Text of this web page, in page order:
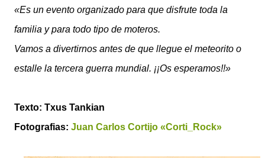
«Es un evento organizado para que disfrute toda la
familia y para todo tipo de moteros.
Vamos a divertirnos antes de que llegue el meteorito o
estalle la tercera guerra mundial. ¡¡Os esperamos!!»
Texto: Txus Tankian
Fotografias: Juan Carlos Cortijo «Corti_Rock»